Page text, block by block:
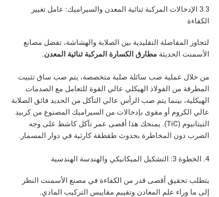
المركبة ثنائية المعدن والسيراميك: عامل تغيير
التقليدية بين الصلابة والهشاشة، تفضل مصانع
مطارق الكسارة المركبة ثنائية المعدن.
صب سائلة صلبة متخصصة، يتم صب ساق تثبيت
الفولاذ الهيكلي عالي القوة للتعامل مع الصدمات
بينما يتم صب الرأس عالي التآكل من الحديد فائق الصلابة
أو مقوى بإدخالات من السيراميك المصنوع من كربيد
التيتانيوم (TiC). يمنحك هذا أقصى عمر تآكل كاشط على وجه
المخاطرة بحدوث طقطقة كارثية في دوار المسمار.
أقصى قدر من الكفاءة في مصنع الأسمنت النظر
علم المعادن وتقييم مقاييس التركيب المادي.